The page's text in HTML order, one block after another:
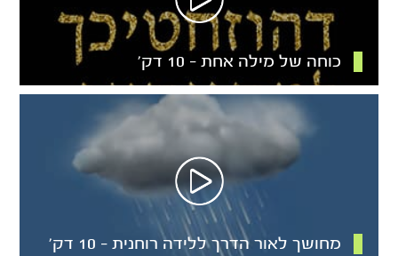
כוחה של מילה אחת – 10 דק’
מחושך לאור הדרך ללידה רוחנית – 10 דק’